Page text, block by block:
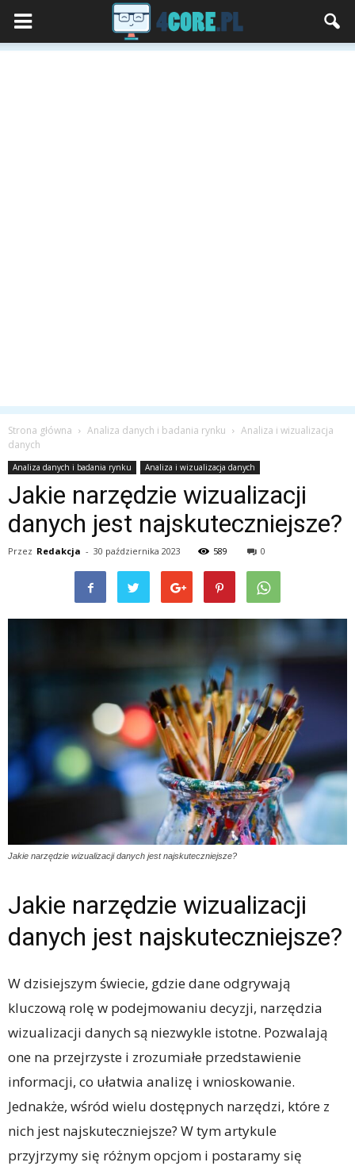
Strona główna Analiza danych i badania rynku
Analiza i wizualizacja
danych
Analiza danych i badania rynku Analiza i wizualizacja danych
Jakie narzędzie wizualizacji
danych jest najskuteczniejsze?
Przez Redakcja - 30 października 2023 589 0
Jakie narzędzie wizualizacji danych jest najskuteczniejsze?
Jakie narzędzie wizualizacji
danych jest najskuteczniejsze?
W dzisiejszym świecie, gdzie dane odgrywają
kluczową rolę w podejmowaniu decyzji, narzędzia
wizualizacji danych są niezwykle istotne. Pozwalają
one na przejrzyste i zrozumiałe przedstawienie
informacji, co ułatwia analizę i wnioskowanie.
Jednakże, wśród wielu dostępnych narzędzi, które z
nich jest najskuteczniejsze? W tym artykule
przyjrzymy się różnym opcjom i postaramy się